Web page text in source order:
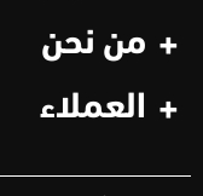
من نحن
العملاء